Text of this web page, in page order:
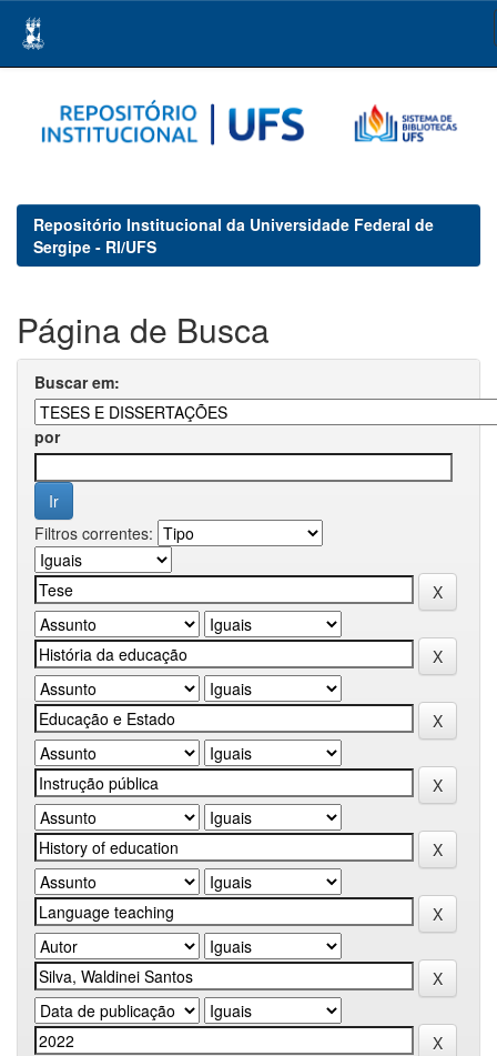
navigation
Repositório Institucional da Universidade Federal de
Sergipe - RI/UFS
Página de Busca
Buscar em:
por
Filtros correntes: